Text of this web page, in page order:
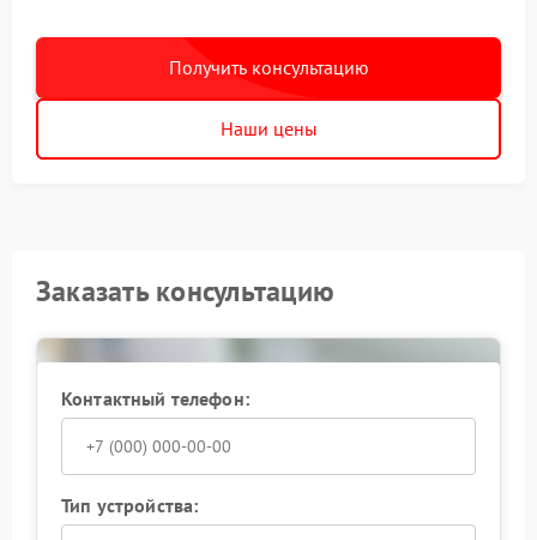
Получить консультацию
Наши цены
Заказать консультацию
Контактный телефон:
Тип устройства: